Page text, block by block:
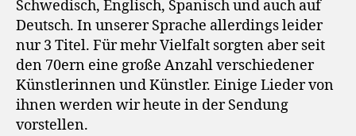
Schwedisch, Englisch, Spanisch und auch auf
Deutsch. In unserer Sprache allerdings leider
nur 3 Titel. Für mehr Vielfalt sorgten aber seit
den 70ern eine große Anzahl verschiedener
Künstlerinnen und Künstler. Einige Lieder von
ihnen werden wir heute in der Sendung
vorstellen.